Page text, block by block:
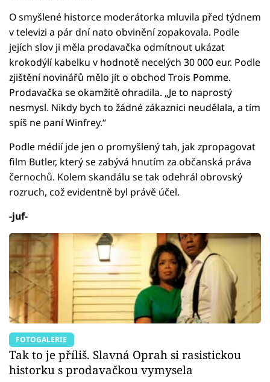
O smyšlené historce moderátorka mluvila před týdnem
v televizi a pár dní nato obvinění zopakovala. Podle
jejích slov ji měla prodavačka odmítnout ukázat
krokodýlí kabelku v hodnotě necelých 30 000 eur. Podle
zjištění novinářů mělo jít o obchod Trois Pomme.
Prodavačka se okamžitě ohradila. „Je to naprostý
nesmysl. Nikdy bych to žádné zákaznici neudělala, a tím
spíš ne paní Winfrey.“
Podle médií jde jen o promyšlený tah, jak zpropagovat
film Butler, který se zabývá hnutím za občanská práva
černochů. Kolem skandálu se tak odehrál obrovský
rozruch, což evidentně byl právě účel.
-juf-
FOTOGALERIE
Tak to je příliš. Slavná Oprah si rasistickou
historku s prodavačkou vymysela